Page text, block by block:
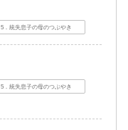
5．統失息子の母のつぶやき
5．統失息子の母のつぶやき